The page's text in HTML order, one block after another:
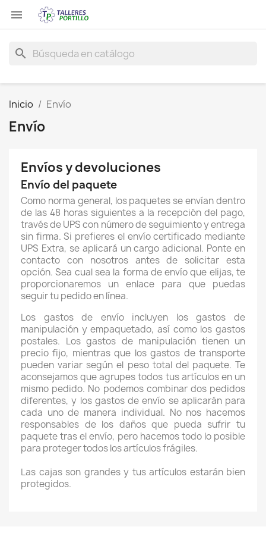

search
Inicio Envío
Envío
Envíos y devoluciones
Envío del paquete
Como norma general, los paquetes se envían dentro
de las 48 horas siguientes a la recepción del pago,
través de UPS con número de seguimiento y entrega
sin firma. Si prefieres el envío certificado mediante
UPS Extra, se aplicará un cargo adicional. Ponte en
contacto con nosotros antes de solicitar esta
opción. Sea cual sea la forma de envío que elijas, te
proporcionaremos un enlace para que puedas
seguir tu pedido en línea.
Los gastos de envío incluyen los gastos de
manipulación y empaquetado, así como los gastos
postales. Los gastos de manipulación tienen un
precio fijo, mientras que los gastos de transporte
pueden variar según el peso total del paquete. Te
aconsejamos que agrupes todos tus artículos en un
mismo pedido. No podemos combinar dos pedidos
diferentes, y los gastos de envío se aplicarán para
cada uno de manera individual. No nos hacemos
responsables de los daños que pueda sufrir tu
paquete tras el envío, pero hacemos todo lo posible
para proteger todos los artículos frágiles.
Las cajas son grandes y tus artículos estarán bien
protegidos.